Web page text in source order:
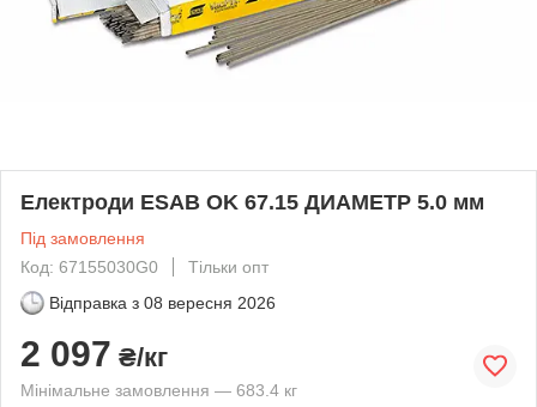
Електроди ESAB OK 67.15 ДИАМЕТР 5.0 мм
Під замовлення
Код: 67155030G0
Тільки опт
Відправка з 08 вересня 2026
2 097 ₴/кг
Мінімальне замовлення — 683.4 кг